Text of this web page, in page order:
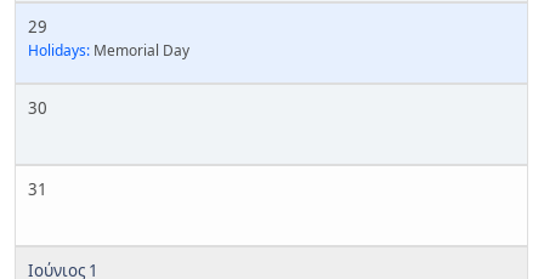
29
Holidays: Memorial Day
30
31
Ιούνιος 1